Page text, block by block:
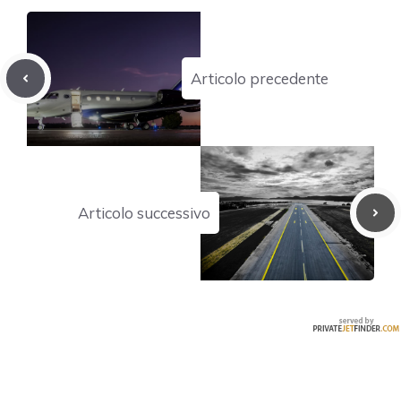
Articolo precedente
Articolo successivo